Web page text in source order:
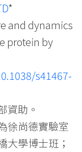
*
and dynamics
protein by
s41467-
資助。
徐尚德實驗室
大學博士班；